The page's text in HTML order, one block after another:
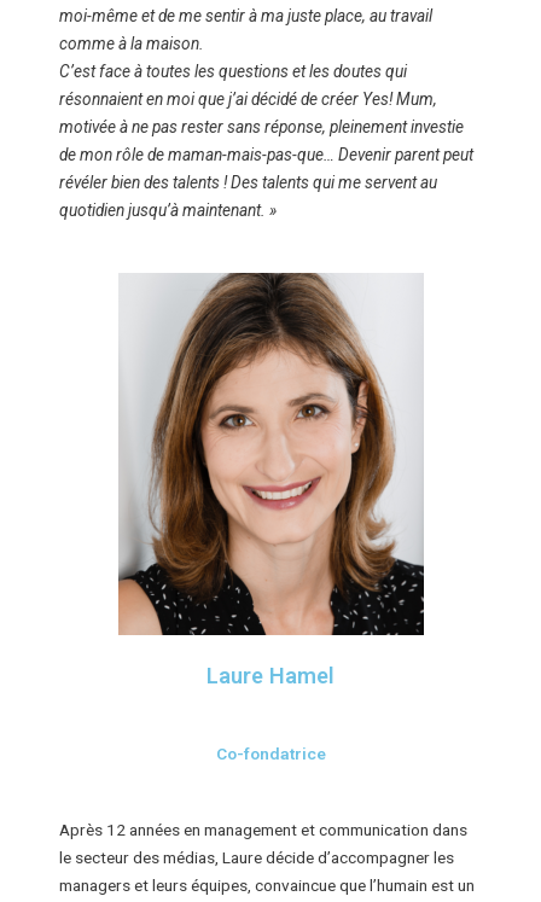
moi-même et de me sentir à ma juste place, au travail
comme à la maison.
C’est face à toutes les questions et les doutes qui
résonnaient en moi que j’ai décidé de créer Yes! Mum,
motivée à ne pas rester sans réponse, pleinement investie
de mon rôle de maman-mais-pas-que… Devenir parent peut
révéler bien des talents ! Des talents qui me servent au
quotidien jusqu’à maintenant. »
Laure Hamel
Co-fondatrice
Après 12 années en management et communication dans
le secteur des médias, Laure décide d’accompagner les
managers et leurs équipes, convaincue que l’humain est un